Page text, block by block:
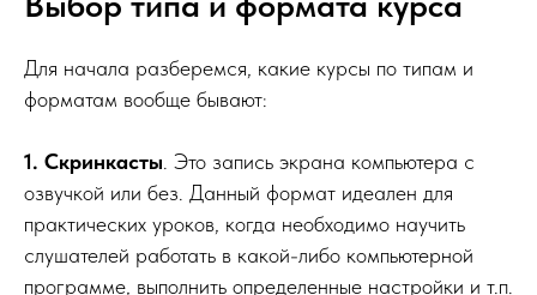
Для начала разберемся, какие курсы по типам и
форматам вообще бывают:
1. Скринкасты . Это запись экрана компьютера с
озвучкой или без. Данный формат идеален для
практических уроков, когда необходимо научить
слушателей работать в какой-либо компьютерной
программе, выполнить определенные настройки и т.п.